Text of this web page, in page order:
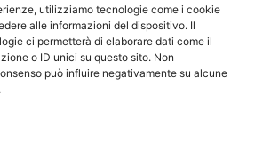
utilizziamo tecnologie come i cookie
alle informazioni del dispositivo. Il
ci permetterà di elaborare dati come il
o ID unici su questo sito. Non
può influire negativamente su alcune